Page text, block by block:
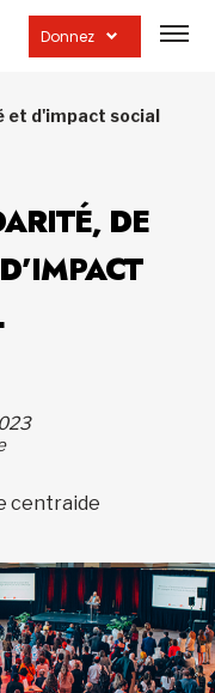
Donnez
la
et d'impact social
DE
centraide